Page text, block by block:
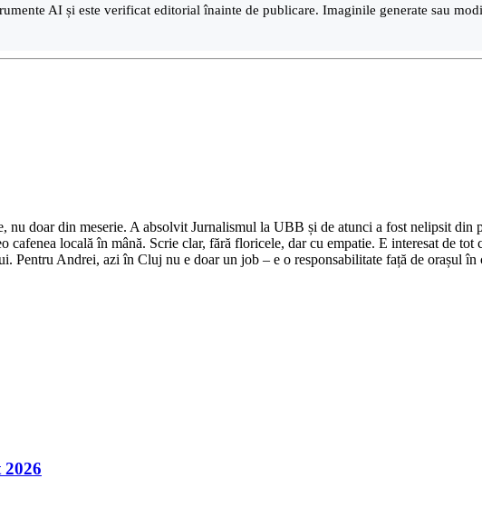
AI și este verificat editorial înainte de publicare. Imaginile generate sau
doar din meserie. A absolvit Jurnalismul la UBB și de atunci a fost nelipsit din
cafenea locală în mână. Scrie clar, fără floricele, dar cu empatie. E interesat de
Pentru Andrei, azi în Cluj nu e doar un job – e o responsabilitate față de orașul în
2026